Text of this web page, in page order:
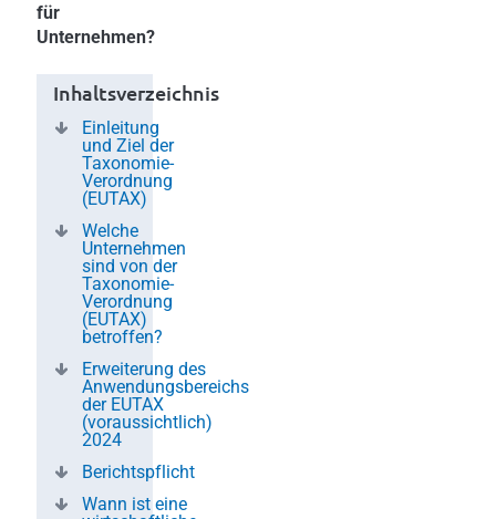
für
Unternehmen?
Inhaltsverzeichnis
Einleitung
und Ziel der
Taxonomie-
Verordnung
(EUTAX)
Welche
Unternehmen
sind von der
Taxonomie-
Verordnung
(EUTAX)
betroffen?
Erweiterung des
Anwendungsbereichs
der EUTAX
(voraussichtlich)
2024
Berichtspflicht
Wann ist eine